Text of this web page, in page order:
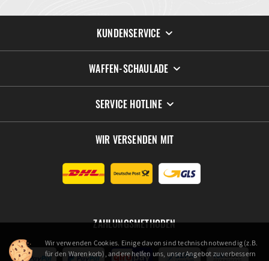
KUNDENSERVICE
WAFFEN-SCHAULADE
SERVICE HOTLINE
WIR VERSENDEN MIT
ZAHLUNGSMETHODEN
Wir verwenden Cookies. Einige davon sind technisch notwendig (z.B.
für den Warenkorb), andere helfen uns, unser Angebot zu verbessern